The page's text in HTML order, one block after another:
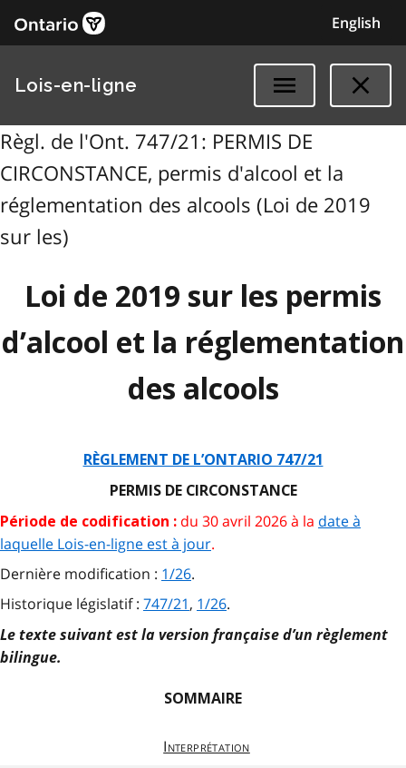
English
Lois-en-ligne
Règl. de l'Ont. 747/21: PERMIS DE
CIRCONSTANCE, permis d'alcool et la
réglementation des alcools (Loi de 2019
sur les)
Loi de 2019 sur les permis
d’alcool et la réglementation
des alcools
RÈGLEMENT DE L’ONTARIO 747/21
PERMIS DE CIRCONSTANCE
Période de codification : du 30 avril 2026 à la date à
laquelle Lois-en-ligne est à jour.
Dernière modification : 1/26.
Historique législatif : 747/21, 1/26.
Le texte suivant est la version française d’un règlement
bilingue.
SOMMAIRE
Interprétation